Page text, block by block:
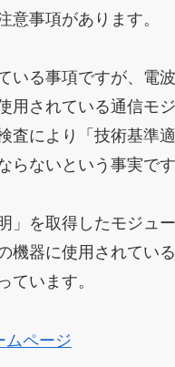
意事項があります。
いる事項ですが、電
用されている通信モ
査により「技術基準
らないという事実です
」を取得したモジュ
機器に使用されてい
ています。
ページ